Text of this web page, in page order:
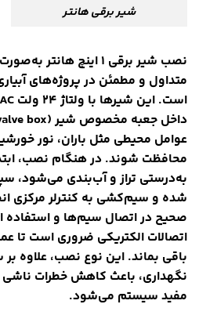
شیر برقی هانتر
نصب شیر برقی ۱ اینچ
متداول و مطمئن در پروژه‌های
عوامل محیطی مثل باران، نور
محافظت شوند. در هنگام نصب،
به‌درستی تراز و آب‌بندی می‌شود،
شده و سیم‌کشی به کنترلر مرکزی
صحیح در اتصال سیم‌ها و استفاده
اتصالات الکتریکی ضروری است تا
باقی بماند. این نوع نصب، علاوه
نگهداری، باعث کاهش خطرات ناشی
مفید سیستم می‌شود.